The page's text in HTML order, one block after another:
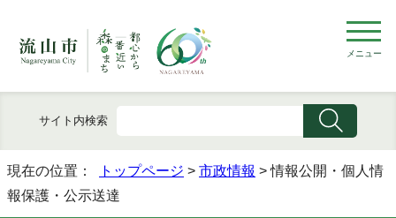
メニュー
サイト内検索
現在の位置： トップページ > 市政情報 > 情報公開・個人情
報保護・公示送達